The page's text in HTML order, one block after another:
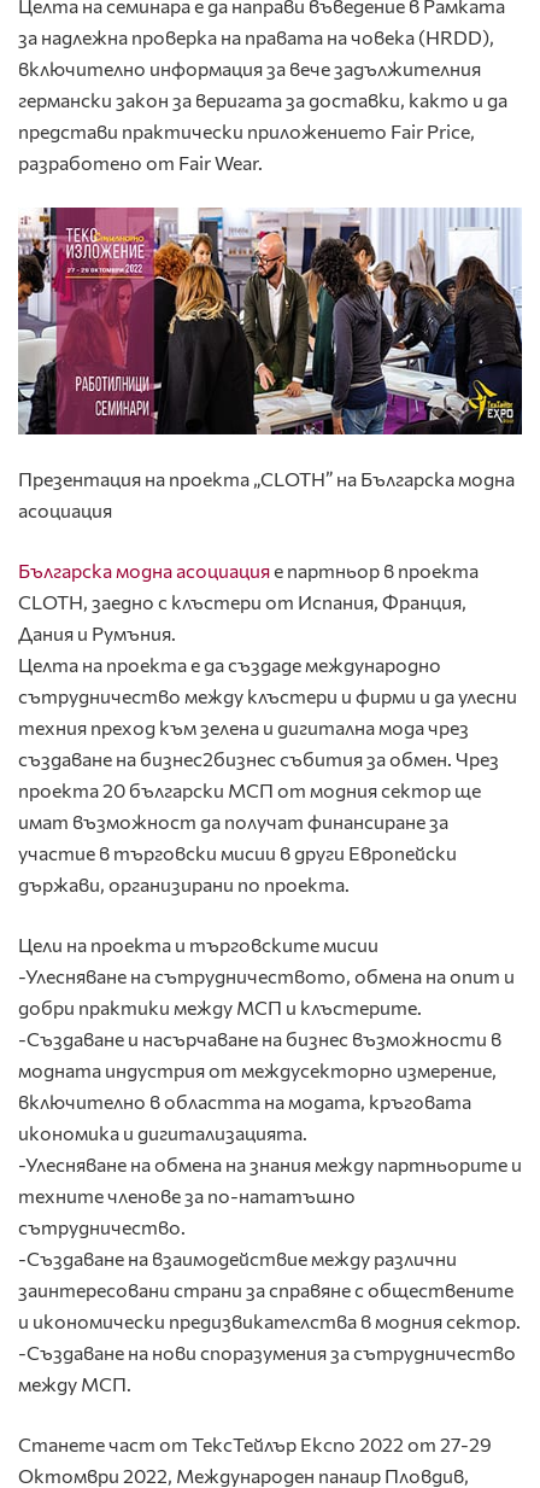
Целта на семинара е да направи въведение в Рамката
за надлежна проверка на правата на човека (HRDD),
включително информация за вече задължителния
германски закон за веригата за доставки, както и да
представи практически приложението Fair Price,
разработено от Fair Wear.
Презентация на проекта „CLOTH” на Българска модна
асоциация
Българска модна асоциацияе партньор в проекта
CLOTH, заедно с клъстери от Испания, Франция,
Дания и Румъния.
Целта на проекта е да създаде международно
сътрудничество между клъстери и фирми и да улесни
техния преход към зелена и дигитална мода чрез
създаване на бизнес2бизнес събития за обмен. Чрез
проекта 20 български МСП от модния сектор ще
имат възможност да получат финансиране за
участие в търговски мисии в други Европейски
държави, организирани по проекта.
Цели на проекта и търговските мисии
-Улесняване на сътрудничеството, обмена на опит и
добри практики между МСП и клъстерите.
-Създаване и насърчаване на бизнес възможности в
модната индустрия от междусекторно измерение,
включително в областта на модата, кръговата
икономика и дигитализацията.
-Улесняване на обмена на знания между партньорите и
техните членове за по-нататъшно
сътрудничество.
-Създаване на взаимодействие между различни
заинтересовани страни за справяне с обществените
и икономически предизвикателства в модния сектор.
-Създаване на нови споразумения за сътрудничество
между МСП.
Станете част от ТексТейлър Експо 2022 от 27-29
Октомври 2022, Международен панаир Пловдив,